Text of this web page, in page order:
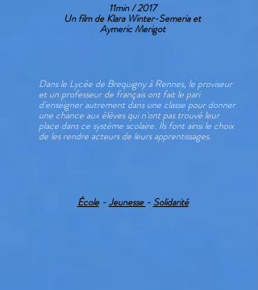
Dans le Lycée de Brequigny à Rennes, le proviseur
et un professeur de français ont fait le pari
d'enseigner autrement dans une classe pour donner
une chance aux élèves qui n'ont pas trouvé leur
place dans ce système scolaire. Ils font ainsi le choix
de les rendre acteurs de leurs apprentissages.
11min / 2017
Un film de Klara Winter-Semeria et
Aymeric Merigot
École-Jeunesse - Solidarité